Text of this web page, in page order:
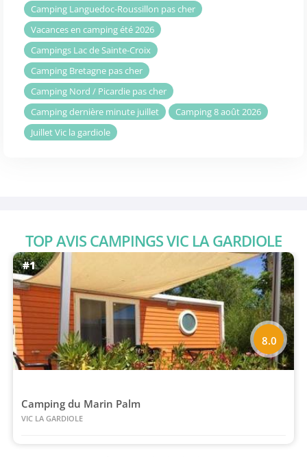
Camping Languedoc-Roussillon pas cher
Vacances en camping été 2026
Campings Lac de Sainte-Croix
Camping Bretagne pas cher
Camping Nord / Picardie pas cher
Camping dernière minute juillet
Camping 8 août 2026
Juillet Vic la gardiole
TOP AVIS CAMPINGS VIC LA GARDIOLE
#1
Camping du Marin Palm
VIC LA GARDIOLE
8.0